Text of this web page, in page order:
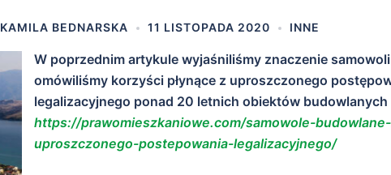
KAMILA BEDNARSKA 11 LISTOPADA 2020 INNE
W poprzednim artykule wyjaśniliśmy znaczenie
omówiliśmy korzyści płynące z uproszczonego
legalizacyjnego ponad 20 letnich obiektów budowlanych
https://prawomieszkaniowe.com/samowole-
uproszczonego-postepowania-legalizacyjnego/